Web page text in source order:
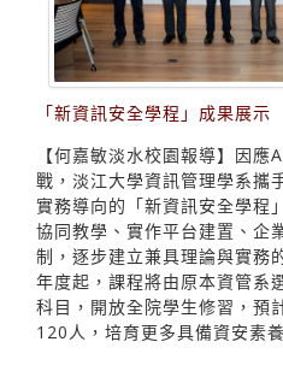
「新資訊安全學程」成果展示
【何嘉敏淡水校園報導】因
戰，淡江大學資訊管理學系攜
實務導向的「新資訊安全學程
協同教學、實作平台建置、企
制，逐步建立兼具理論與實務
年度起，課程將由原本資管系
科目，開放全院學生修習，預
120人，培育更多具備資安素